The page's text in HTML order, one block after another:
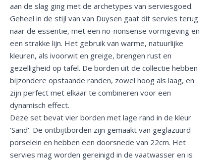
aan de slag ging met de archetypes van serviesgoed.
Geheel in de stijl van van Duysen gaat dit servies terug
naar de essentie, met een no-nonsense vormgeving en
een strakke lijn. Het gebruik van warme, natuurlijke
kleuren, als ivoorwit en greige, brengen rust en
gezelligheid op tafel. De borden uit de collectie hebben
bijzondere opstaande randen, zowel hoog als laag, en
zijn perfect met elkaar te combineren voor een
dynamisch effect.
Deze set bevat vier borden met lage rand in de kleur
'Sand'. De ontbijtborden zijn gemaakt van geglazuurd
porselein en hebben een doorsnede van 22cm. Het
servies mag worden gereinigd in de vaatwasser en is